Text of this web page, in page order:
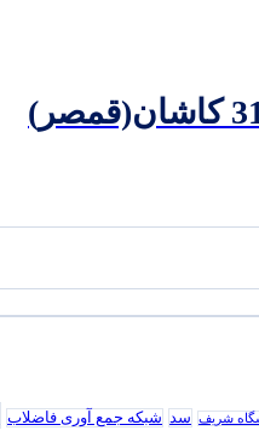
شریف سد شبکه جمع آوری فاضلاب